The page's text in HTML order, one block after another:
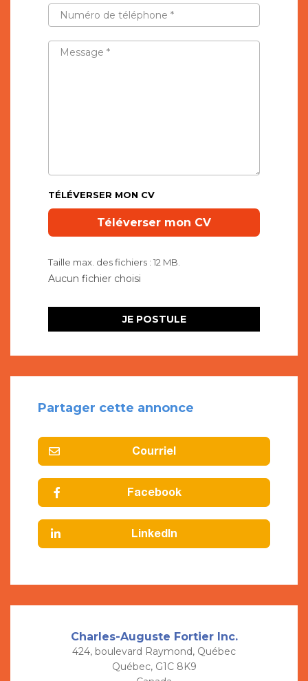
NUMÉRO
TÉLÉPHONE
*MESSAGE
TÉLÉVERSER MON CV
Taille max. des fichiers : 12 MB.
Partager cette annonce
Courriel
Facebook
LinkedIn
Charles-Auguste Fortier Inc.
424, boulevard Raymond, Québec
Québec, G1C 8K9